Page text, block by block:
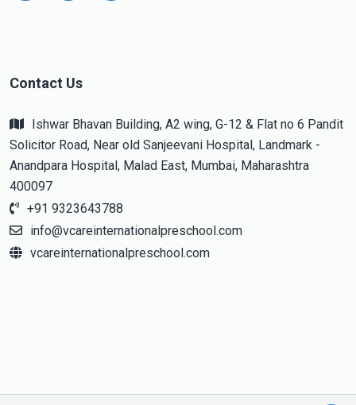
Contact Us
Ishwar Bhavan Building, A2 wing, G-12 & Flat no 6 Pandit
Solicitor Road, Near old Sanjeevani Hospital, Landmark -
Anandpara Hospital, Malad East, Mumbai, Maharashtra
400097
+91 9323643788
info@vcareinternationalpreschool.com
vcareinternationalpreschool.com